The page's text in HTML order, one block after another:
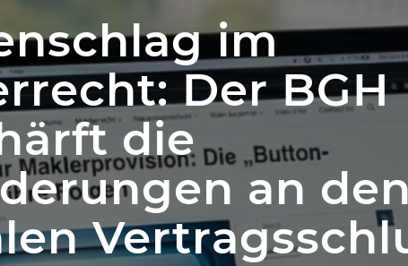
im
Der BGH
die
an den